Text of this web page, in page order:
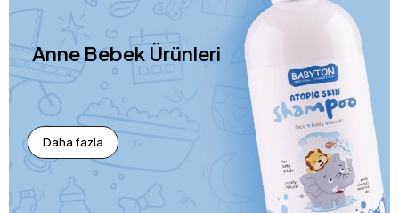
Anne Bebek Ürünleri
Daha fazla